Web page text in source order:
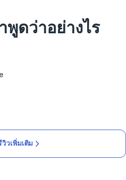
พูดว่าอย่างไร
วเพิ่มเติม